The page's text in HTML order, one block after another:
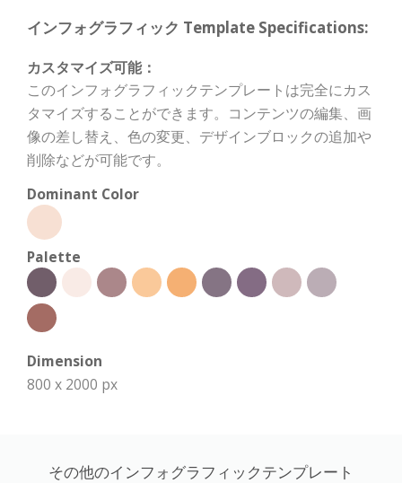
インフォグラフィック Template Specifications:
カスタマイズ可能：
このインフォグラフィックテンプレートは完全にカス
タマイズすることができます。コンテンツの編集、画
像の差し替え、色の変更、デザインブロックの追加や
削除などが可能です。
Dominant Color
Palette
Dimension
800 x 2000 px
その他のインフォグラフィックテンプレート